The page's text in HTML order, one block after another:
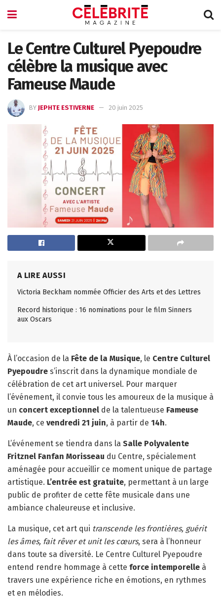
Le Centre Culturel Pyepoudre
célèbre la musique avec
Fameuse Maude
BY JEPHTE ESTIVERNE 20 juin 2025
A LIRE AUSSI
Victoria Beckham nommée Officier des Arts et des Lettres
Record historique : 16 nominations pour le film Sinners
aux Oscars
À l’occasion de la Fête de la Musique, le Centre Culturel
Pyepoudre s’inscrit dans la dynamique mondiale de
célébration de cet art universel. Pour marquer
l’événement, il convie tous les amoureux de la musique à
un concert exceptionnel de la talentueuse Fameuse
Maude, ce vendredi 21 juin, à partir de 14h.
L’événement se tiendra dans la Salle Polyvalente
Fritznel Fanfan Morisseau du Centre, spécialement
aménagée pour accueillir ce moment unique de partage
artistique. L’entrée est gratuite, permettant à un large
public de profiter de cette fête musicale dans une
ambiance chaleureuse et inclusive.
La musique, cet art qui transcende les frontières, guérit
les âmes, fait rêver et unit les cœurs, sera à l’honneur
dans toute sa diversité. Le Centre Culturel Pyepoudre
entend rendre hommage à cette force intemporelle à
travers une expérience riche en émotions, en rythmes
et en mélodies.